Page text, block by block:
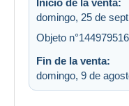
domingo, 25 de
Objeto n°144979516
Fin de la venta:
domingo, 9 de